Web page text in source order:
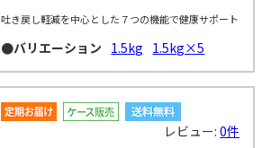
吐き戻し軽減を中心とした７つの機能で健康サポート
●バリエーション 1.5kg 1.5kg×5
レビュー:0件